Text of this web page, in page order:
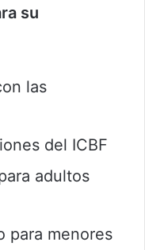
su
las
del ICBF
adultos
para menores